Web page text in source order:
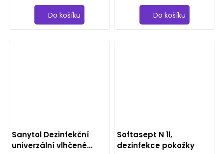
Do košíku Do košíku
Sanytol Dezinfekční
univerzální vlhčené
Softasept N 1l,
dezinfekce pokožky